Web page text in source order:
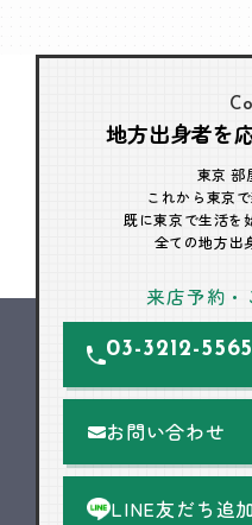
地方出身者を
東京 部
これから東京
既に東京で生活を
全ての地方出
来店予約・
03-3212-5565
お問い合わせ
LINE友だち追加